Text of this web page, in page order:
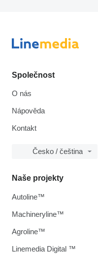
Společnost
O nás
Nápověda
Kontakt
Česko / čeština
Naše projekty
Autoline™
Machineryline™
Agroline™
Linemedia Digital ™